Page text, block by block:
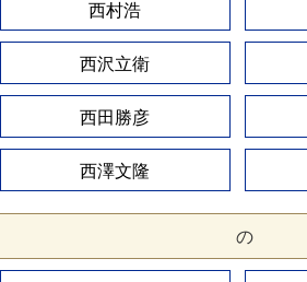
西村浩
西沢立衛
西田勝彦
西澤文隆
の